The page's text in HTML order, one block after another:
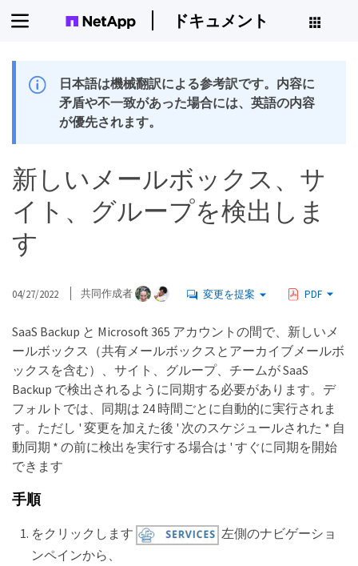
ドキュメント
日本語は機械翻訳による参考訳です。内容に
矛盾や不一致があった場合には、英語の内容
が優先されます。
新しいメールボックス、サ
イト、グループを検出しま
す
04/27/2022 共同作成者 変更を提案 PDF
SaaS Backup と Microsoft 365 アカウントの間で、新しいメ
ールボックス（共有メールボックスとアーカイブメールボ
ックスを含む）、サイト、グループ、チームが SaaS
Backup で検出されるように同期する必要があります。デ
フォルトでは、同期は 24 時間ごとに自動的に実行されま
す。ただし ' 変更を加えた後 ' 次のスケジュールされた * 自
動同期 * の前に検出を実行する場合は ' すぐに同期を開始
できます
手順
をクリックします
左側のナビゲーショ
ンペインから、